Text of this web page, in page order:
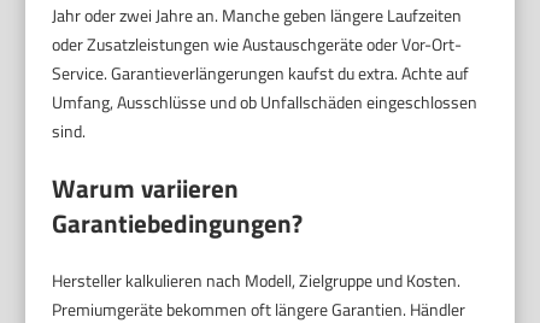
Jahr oder zwei Jahre an. Manche geben längere Laufzeiten
oder Zusatzleistungen wie Austauschgeräte oder Vor-Ort-
Service. Garantieverlängerungen kaufst du extra. Achte auf
Umfang, Ausschlüsse und ob Unfallschäden eingeschlossen
sind.
Warum variieren
Garantiebedingungen?
Hersteller kalkulieren nach Modell, Zielgruppe und Kosten.
Premiumgeräte bekommen oft längere Garantien. Händler